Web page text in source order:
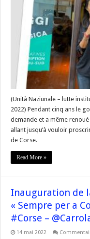
(Unità Naziunale – lutte
2022) Pendant cinq ans le
demande et a même
allant jusqu’à vouloir
de Corse.
Read More »
Inauguration de
« Sempre per a
#Corse –
14 mai 2022